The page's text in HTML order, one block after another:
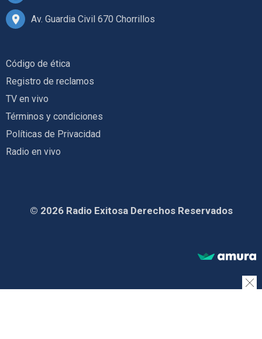
Av. Guardia Civil 670 Chorrillos
Código de ética
Registro de reclamos
TV en vivo
Términos y condiciones
Políticas de Privacidad
Radio en vivo
© 2026 Radio Exitosa Derechos Reservados